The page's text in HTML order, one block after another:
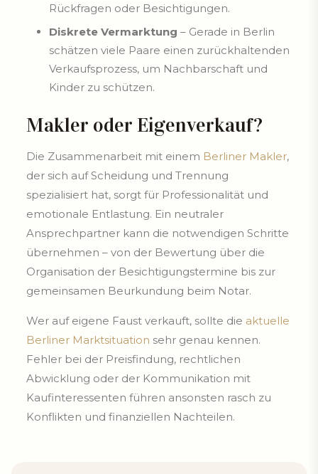
Rückfragen oder Besichtigungen.
Diskrete Vermarktung – Gerade in Berlin
schätzen viele Paare einen zurückhaltenden
Verkaufsprozess, um Nachbarschaft und
Kinder zu schützen.
Makler oder Eigenverkauf?
Die Zusammenarbeit mit einem Berliner Makler,
der sich auf Scheidung und Trennung
spezialisiert hat, sorgt für Professionalität und
emotionale Entlastung. Ein neutraler
Ansprechpartner kann die notwendigen Schritte
übernehmen – von der Bewertung über die
Organisation der Besichtigungstermine bis zur
gemeinsamen Beurkundung beim Notar.
Wer auf eigene Faust verkauft, sollte die aktuelle
Berliner Marktsituation sehr genau kennen.
Fehler bei der Preisfindung, rechtlichen
Abwicklung oder der Kommunikation mit
Kaufinteressenten führen ansonsten rasch zu
Konflikten und finanziellen Nachteilen.